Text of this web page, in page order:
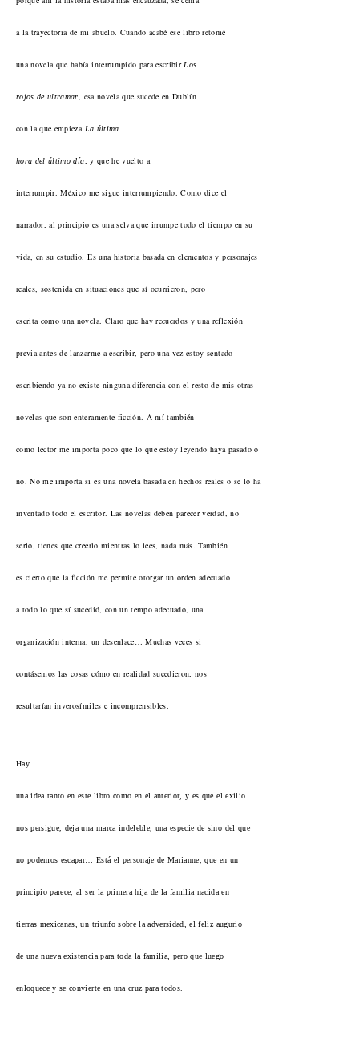
a la trayectoria de mi abuelo. Cuando acabé ese libro retomé
una novela que había interrumpido para escribirLos
rojos de ultramar, esa novela que sucede en Dublín
con la que empieza La última
hora del último día, y que he vuelto a
interrumpir. México me sigue interrumpiendo. Como dice el
narrador, al principio es una selva que irrumpe todo el tiempo en su
vida, en su estudio. Es una historia basada en elementos y personajes
reales, sostenida en situaciones que sí ocurrieron, pero
escrita como una novela. Claro que hay recuerdos y una reflexión
previa antes de lanzarme a escribir, pero una vez estoy sentado
escribiendo ya no existe ninguna diferencia con el resto de mis otras
novelas que son enteramente ficción. A mí también
como lector me importa poco que lo que estoy leyendo haya pasado o
no. No me importa si es una novela basada en hechos reales o se lo ha
inventado todo el escritor. Las novelas deben parecer verdad, no
serlo, tienes que creerlo mientras lo lees, nada más. También
es cierto que la ficción me permite otorgar un orden adecuado
a todo lo que sí sucedió, con un tempo adecuado, una
organización interna, un desenlace… Muchas veces si
contásemos las cosas cómo en realidad sucedieron, nos
resultarían inverosímiles e incomprensibles.
Hay
una idea tanto en este libro como en el anterior, y es que el exilio
nos persigue, deja una marca indeleble, una especie de sino del que
no podemos escapar… Está el personaje de Marianne, que en un
principio parece, al ser la primera hija de la familia nacida en
tierras mexicanas, un triunfo sobre la adversidad, el feliz augurio
de una nueva existencia para toda la familia, pero que luego
enloquece y se convierte en una cruz para todos.